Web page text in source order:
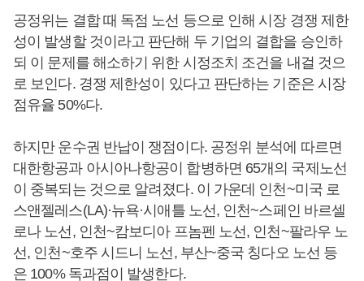
공정위는 결합 때 독점 노선 등으로 인해 시장 경쟁 제한
성이 발생할 것이라고 판단해 두 기업의 결합을 승인하
되 이 문제를 해소하기 위한 시정조치 조건을 내걸 것으
로 보인다. 경쟁 제한성이 있다고 판단하는 기준은 시장
점유율 50%다.
하지만 운수권 반납이 쟁점이다. 공정위 분석에 따르면
대한항공과 아시아나항공이 합병하면 65개의 국제노선
이 중복되는 것으로 알려졌다. 이 가운데 인천~미국 로
스앤젤레스(LA)·뉴욕·시애틀 노선, 인천~스페인 바르셀
로나 노선, 인천~캄보디아 프놈펜 노선, 인천~팔라우 노
선, 인천~호주 시드니 노선, 부산~중국 칭다오 노선 등
은 100% 독과점이 발생한다.